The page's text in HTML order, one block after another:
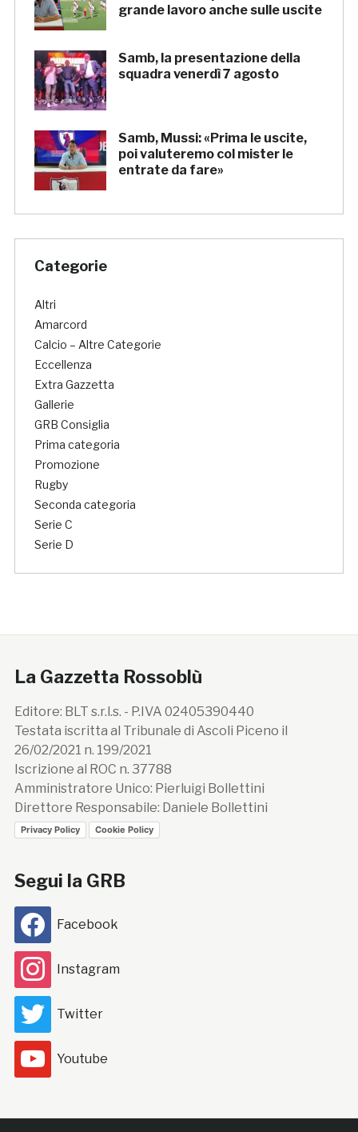
grande lavoro anche sulle uscite
Samb, la presentazione della
squadra venerdì 7 agosto
Samb, Mussi: «Prima le uscite,
poi valuteremo col mister le
entrate da fare»
Categorie
Altri
Amarcord
Calcio – Altre Categorie
Eccellenza
Extra Gazzetta
Gallerie
GRB Consiglia
Prima categoria
Promozione
Rugby
Seconda categoria
Serie C
Serie D
La Gazzetta Rossoblù
Editore: BLT s.r.l.s. - P.IVA 02405390440
Testata iscritta al Tribunale di Ascoli Piceno il
26/02/2021 n. 199/2021
Iscrizione al ROC n. 37788
Amministratore Unico: Pierluigi Bollettini
Direttore Responsabile: Daniele Bollettini
Privacy Policy Cookie Policy
Segui la GRB
Facebook
Instagram
Twitter
Youtube